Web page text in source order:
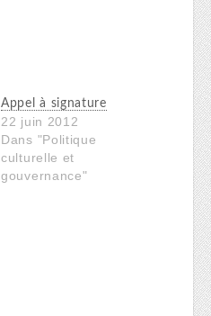
Appel à signature
22 juin 2012
Dans "Politique
culturelle et
gouvernance"